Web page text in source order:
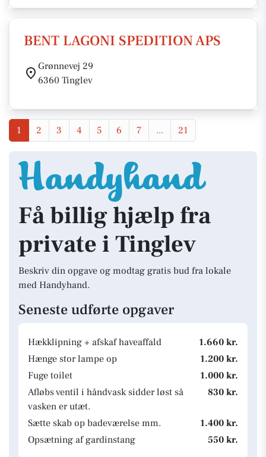
BENT LAGONI SPEDITION APS
Grønnevej 29
6360 Tinglev
1 2 3 4 5 6 7 ... 21
Få billig hjælp fra
private i Tinglev
Beskriv din opgave og modtag gratis bud fra lokale
med Handyhand.
Seneste udførte opgaver
Hækklipning + afskaf haveaffald
1.660 kr.
Hænge stor lampe op
1.200 kr.
Fuge toilet
1.000 kr.
Afløbs ventil i håndvask sidder løst så
vasken er utæt.
830 kr.
Sætte skab op badeværelse mm.
1.400 kr.
Opsætning af gardinstang
550 kr.